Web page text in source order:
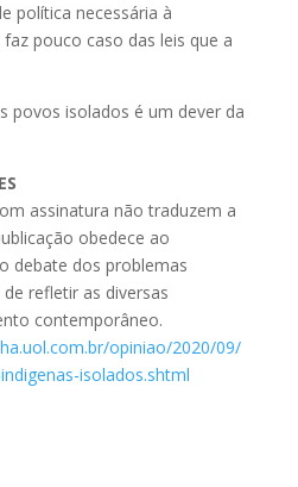
política necessária à
pouco caso das leis que a
povos isolados é um dever da
assinatura não traduzem a
obedece ao
debate dos problemas
refletir as diversas
contemporâneo.
opiniao/2020/09/
isolados.shtml